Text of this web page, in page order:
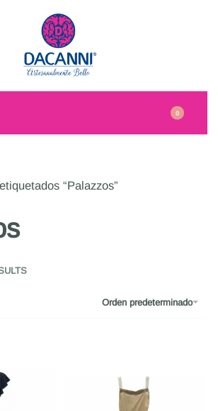
0
“Palazzos”
Orden predeterminado